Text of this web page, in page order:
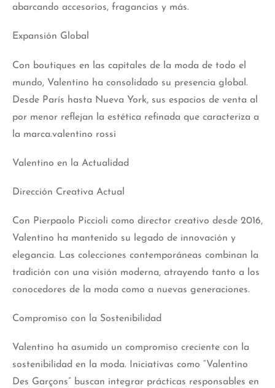
abarcando accesorios, fragancias y más.
Expansión Global
Con boutiques en las capitales de la moda de todo el
mundo, Valentino ha consolidado su presencia global.
Desde París hasta Nueva York, sus espacios de venta al
por menor reflejan la estética refinada que caracteriza a
la marca.valentino rossi
Valentino en la Actualidad
Dirección Creativa Actual
Con Pierpaolo Piccioli como director creativo desde 2016,
Valentino ha mantenido su
legado de innovación y
elegancia. Las colecciones contemporáneas combinan la
tradición con una visión moderna, atrayendo tanto a los
conocedores de la moda como a nuevas generaciones.
Compromiso con la Sostenibilidad
Valentino ha asumido un compromiso creciente con la
sostenibilidad en la moda. Iniciativas como “Valentino
Des Garçons” buscan integrar prácticas responsables en